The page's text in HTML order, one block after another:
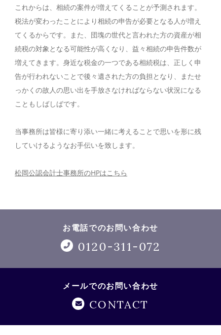
これからは、相続の案件が増えてくることが予測されます。
税法が変わったことにより相続の申告が必要となる人が増え
てくるからです。また、団塊の世代と言われた方の資産が相
続税の対象となる可能性が高くなり、益々相続の申告件数が
増えてきます。身近な税金の一つである相続税は、正しく申
告が行われないことで後々遺された方の負担となり、またせ
っかくの故人の思い出を手放さなければならない状況になる
こともしばしばです。
当事務所は皆様に寄り添い一緒に考えることで思いを形に残
していけるようなお手伝いを致します。
松岡公認会計士事務所のHPはこちら
お電話でのお問い合わせ
0120-311-072
メールでのお問い合わせ
CONTACT